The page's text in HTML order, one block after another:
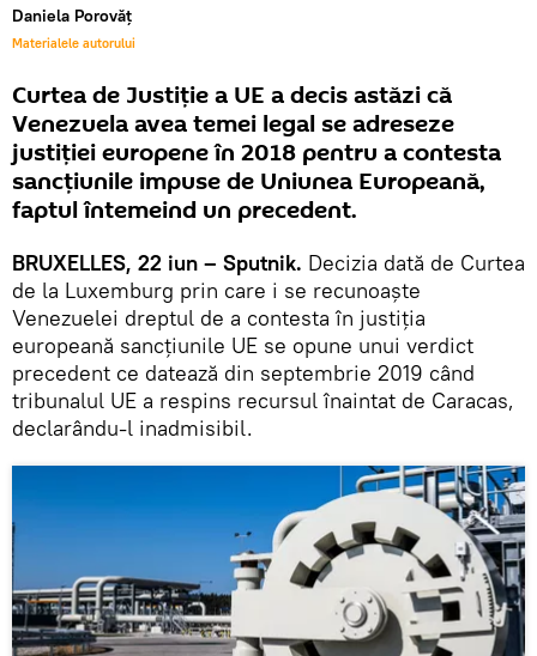
Daniela Porovăț
Materialele autorului
Curtea de Justiţie a UE a decis astăzi că
Venezuela avea temei legal se adreseze
justiţiei europene în 2018 pentru a contesta
sancţiunile impuse de Uniunea Europeană,
faptul întemeind un precedent.
BRUXELLES, 22 iun – Sputnik. Decizia dată de Curtea
de la Luxemburg prin care i se recunoaște
Venezuelei dreptul de a contesta în justiția
europeană sancțiunile UE se opune unui verdict
precedent ce datează din septembrie 2019 când
tribunalul UE a respins recursul înaintat de Caracas,
declarându-l inadmisibil.